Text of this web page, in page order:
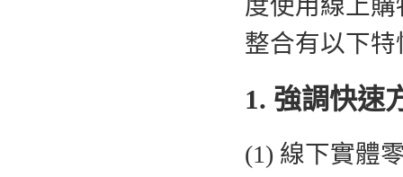
度使用線上
整合有以下特
1. 強調快速
(1) 線下實體